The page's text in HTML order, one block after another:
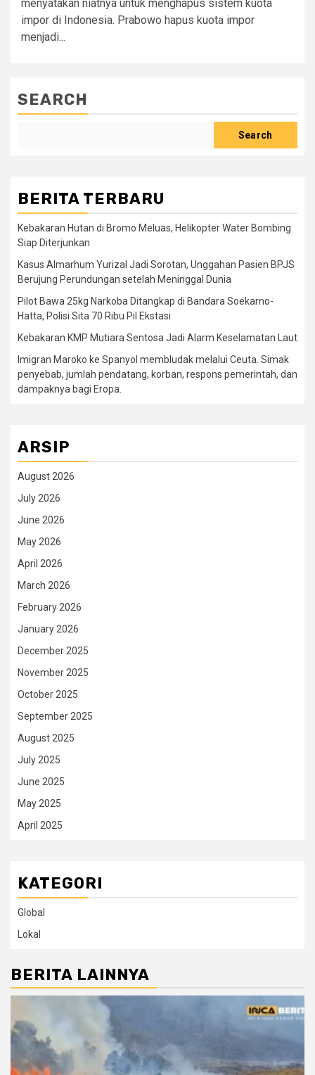
menyatakan niatnya untuk menghapus sistem kuota
impor di Indonesia. Prabowo hapus kuota impor
menjadi...
SEARCH
Search
BERITA TERBARU
Kebakaran Hutan di Bromo Meluas, Helikopter Water Bombing
Siap Diterjunkan
Kasus Almarhum Yurizal Jadi Sorotan, Unggahan Pasien BPJS
Berujung Perundungan setelah Meninggal Dunia
Pilot Bawa 25kg Narkoba Ditangkap di Bandara Soekarno-
Hatta, Polisi Sita 70 Ribu Pil Ekstasi
Kebakaran KMP Mutiara Sentosa Jadi Alarm Keselamatan Laut
Imigran Maroko ke Spanyol membludak melalui Ceuta. Simak
penyebab, jumlah pendatang, korban, respons pemerintah, dan
dampaknya bagi Eropa.
ARSIP
August 2026
July 2026
June 2026
May 2026
April 2026
March 2026
February 2026
January 2026
December 2025
November 2025
October 2025
September 2025
August 2025
July 2025
June 2025
May 2025
April 2025
KATEGORI
Global
Lokal
BERITA LAINNYA